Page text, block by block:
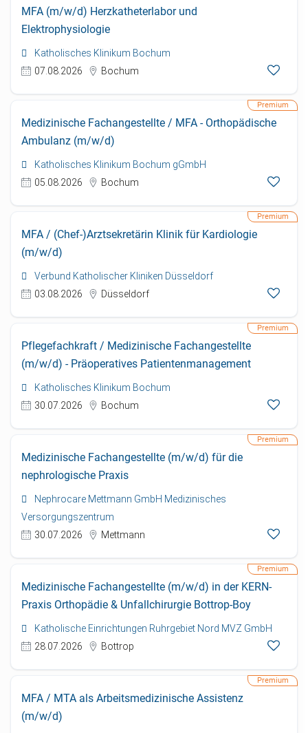
MFA (m/w/d) Herzkatheterlabor und
Elektrophysiologie
Katholisches Klinikum Bochum
07.08.2026
Bochum
Medizinische Fachangestellte / MFA - Orthopädische
Ambulanz (m/w/d)
Katholisches Klinikum Bochum gGmbH
05.08.2026
Bochum
MFA / (Chef-)Arztsekretärin Klinik für Kardiologie
(m/w/d)
Verbund Katholischer Kliniken Düsseldorf
03.08.2026
Düsseldorf
Pflegefachkraft / Medizinische Fachangestellte
(m/w/d) - Präoperatives Patientenmanagement
Katholisches Klinikum Bochum
30.07.2026
Bochum
Medizinische Fachangestellte (m/w/d) für die
nephrologische Praxis
Nephrocare Mettmann GmbH Medizinisches
Versorgungszentrum
30.07.2026
Mettmann
Medizinische Fachangestellte (m/w/d) in der KERN-
Praxis Orthopädie & Unfallchirurgie Bottrop-Boy
Katholische Einrichtungen Ruhrgebiet Nord MVZ GmbH
28.07.2026
Bottrop
MFA / MTA als Arbeitsmedizinische Assistenz
(m/w/d)